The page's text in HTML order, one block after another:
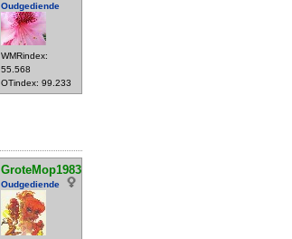
Oudgediende
WMRindex:
55.568
OTindex: 99.233
GroteMop1983
Oudgediende